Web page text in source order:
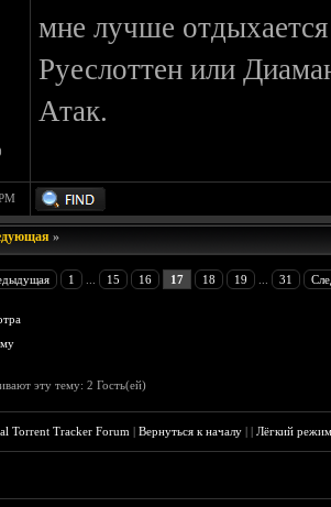
мне лучше
Руеслоттен или
Атак.
»
1 15 16 17 18 19 31
эту тему: 2 Гость(ей)
Torrent Tracker Forum |Вернуться к началу ||Лёгкий